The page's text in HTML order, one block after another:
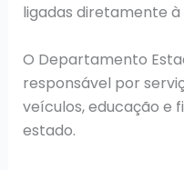
ligadas diretamente à
O Departamento
responsável por
veículos, educação e
estado.